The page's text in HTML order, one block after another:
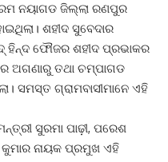
ନୟାଗଡ ଜିଲ୍ଲା ରଣପୁର
ଶହୀଦ ସୁବେଦାର
ହିନ୍ଦ ଫୌଜର ଶହୀଦ ପ୍ରଭାକର
ଅଗଣାରୁ ତଥା ଚମ୍ପାଗଡ
ସମସ୍ତ ଗ୍ରାମବାସୀମାନେ ଏହି
ସୁରମା ପାଢ଼ୀ, ପରେଶ
ନାୟକ ପ୍ରମୁଖ ଏହି